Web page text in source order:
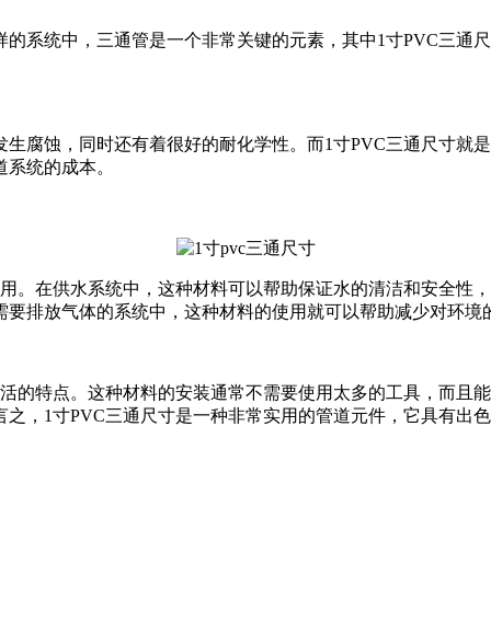
系统中，三通管是一个非常关键的元素，其中1寸PVC三通
腐蚀，同时还有着很好的耐化学性。而1寸PVC三通尺寸就
统的成本。
。在供水系统中，这种材料可以帮助保证水的清洁和安全性
排放气体的系统中，这种材料的使用就可以帮助减少对环境
的特点。这种材料的安装通常不需要使用太多的工具，而且
，1寸PVC三通尺寸是一种非常实用的管道元件，它具有出